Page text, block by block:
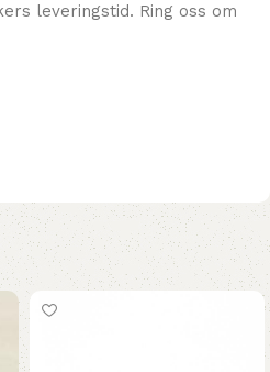
leveringstid. Ring oss om